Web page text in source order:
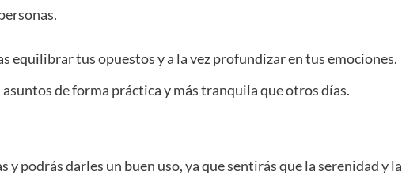
equilibrar tus opuestos y a la vez profundizar en tus emociones.
de forma práctica y más tranquila que otros días.
podrás darles un buen uso, ya que sentirás que la serenidad y la